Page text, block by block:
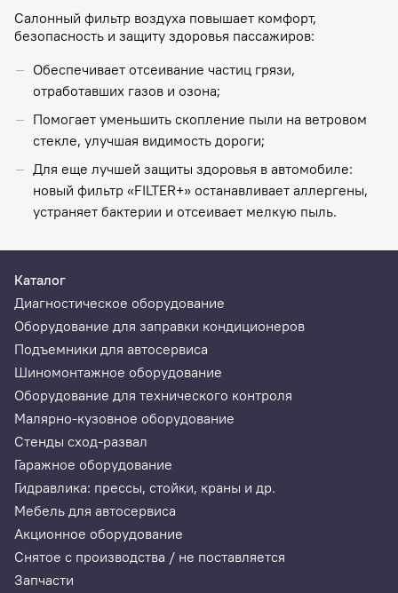
Салонный фильтр воздуха повышает комфорт,
безопасность и защиту здоровья пассажиров:
Обеспечивает отсеивание частиц грязи,
отработавших газов и озона;
Помогает уменьшить скопление пыли на ветровом
стекле, улучшая видимость дороги;
Для еще лучшей защиты здоровья в автомобиле:
новый фильтр «FILTER+» останавливает аллергены,
устраняет бактерии и отсеивает мелкую пыль.
Каталог
Диагностическое оборудование
Оборудование для заправки кондиционеров
Подъемники для автосервиса
Шиномонтажное оборудование
Оборудование для технического контроля
Малярно-кузовное оборудование
Стенды сход-развал
Гаражное оборудование
Гидравлика: прессы, стойки, краны и др.
Мебель для автосервиса
Акционное оборудование
Снятое с производства / не поставляется
Запчасти